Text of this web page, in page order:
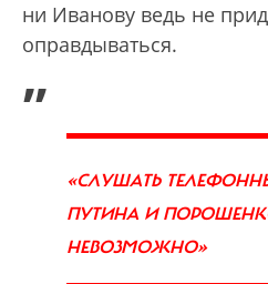
ни Иванову ведь не
оправдываться.
„
«СЛУШАТЬ
ПУТИНА И
НЕВОЗМОЖНО»